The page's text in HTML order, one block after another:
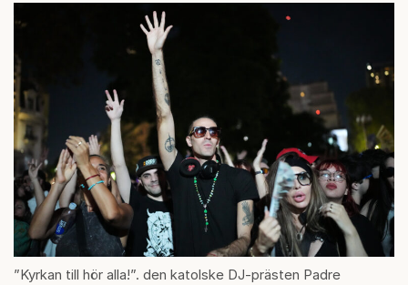
”Kyrkan till hör alla!”. den katolske DJ-prästen Padre